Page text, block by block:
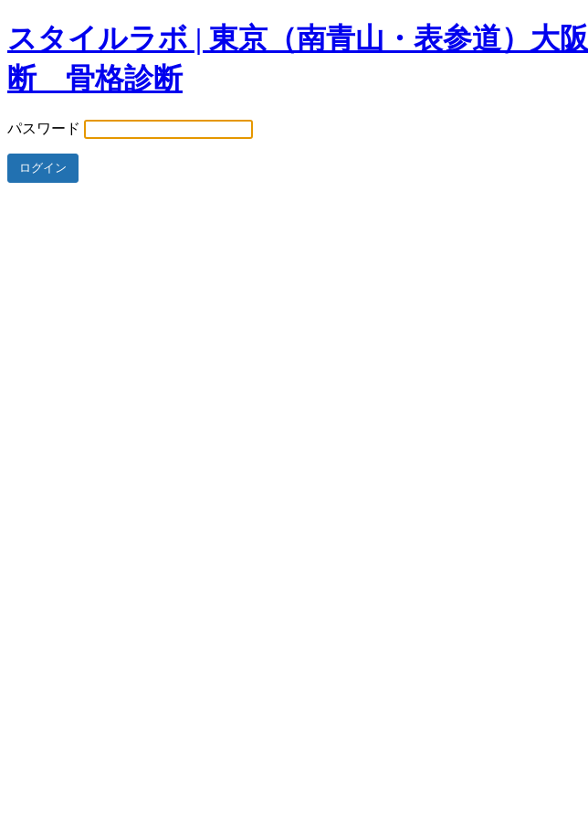
スタイルラボ | 東京（南青山・表参道）
断 骨格診断
パスワード